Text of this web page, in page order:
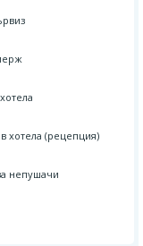
хотела (рецепция)
непушачи